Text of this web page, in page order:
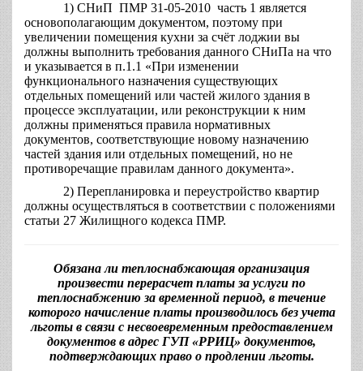
1) СНиП ПМР 31-05-2010 часть 1 является
основополагающим документом, поэтому при
увеличении помещения кухни за счёт лоджии вы
должны выполнить требования данного СНиПа на что
и указывается в п.1.1 «При изменении
функционального назначения существующих
отдельных помещений или частей жилого здания в
процессе эксплуатации, или реконструкции к ним
должны применяться правила нормативных
документов, соответствующие новому назначению
частей здания или отдельных помещений, но не
противоречащие правилам данного документа».
2) Перепланировка и переустройство квартир
должны осуществляться в соответствии с положениями
статьи 27 Жилищного кодекса ПМР.
Обязана ли теплоснабжающая организация
произвести перерасчет платы за услуги по
теплоснабжению за временной период, в течение
которого начисление платы производилось без учета
льготы в связи с несвоевременным предоставлением
документов в адрес ГУП «РРИЦ» документов,
подтверждающих право о продлении льготы.